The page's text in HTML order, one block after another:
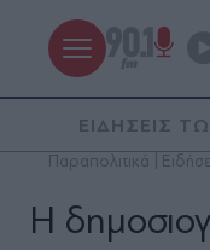
ΕΙΔΗΣΕΙΣ
Παραπολιτικά |
Η